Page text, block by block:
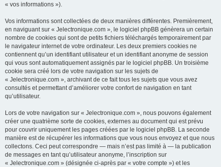
« vos informations »).
Vos informations sont collectées de deux manières différentes. Premièrement,
en naviguant sur « Jelectronique.com », le logiciel phpBB génèrera un certain
nombre de cookies qui sont de petits fichiers téléchargés temporairement par
le navigateur internet de votre ordinateur. Les deux premiers cookies ne
contiennent qu’un identifiant utilisateur et un identifiant anonyme de session
qui vous sont automatiquement assignés par le logiciel phpBB. Un troisième
cookie sera créé lors de votre navigation sur les sujets de
« Jelectronique.com », archivant de ce fait tous les sujets que vous avez
consultés et permettant d’améliorer votre confort de navigation en tant
qu’utilisateur.
Lors de votre navigation sur « Jelectronique.com », nous pouvons également
créer une quatrième sorte de cookies, externes au document qui est prévu
pour couvrir uniquement les pages créées par le logiciel phpBB. La seconde
manière est de récupérer les informations que vous nous envoyez et que nous
collectons. Ceci peut correspondre — mais n’est pas limité à — la publication
de messages en tant qu’utilisateur anonyme, l’inscription sur
« Jelectronique.com » (désignée ci-après par « votre compte ») et les